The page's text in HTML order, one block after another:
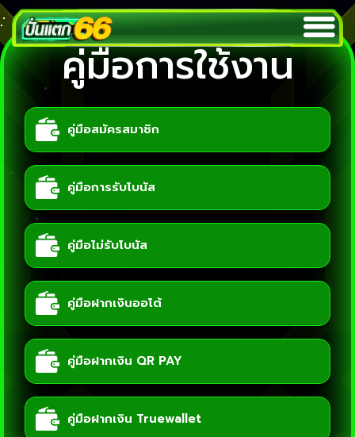
คู่มือการใช้งาน
คู่มือสมัครสมาชิก
คู่มือการรับโบนัส
คู่มือไม่รับโบนัส
คู่มือฝากเงินออโต้
คู่มือฝากเงิน QR PAY
คู่มือฝากเงิน Truewallet